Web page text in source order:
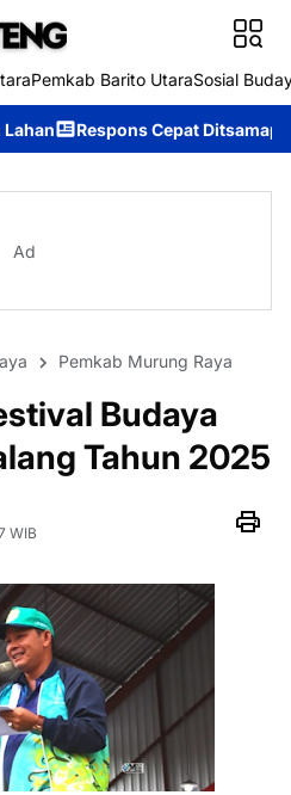
Pemkab Barito UtaraSosial
Ditsamapta Polda Kalteng
Ad
Pemkab Murung Raya
Budaya
Tahun 2025
WIB